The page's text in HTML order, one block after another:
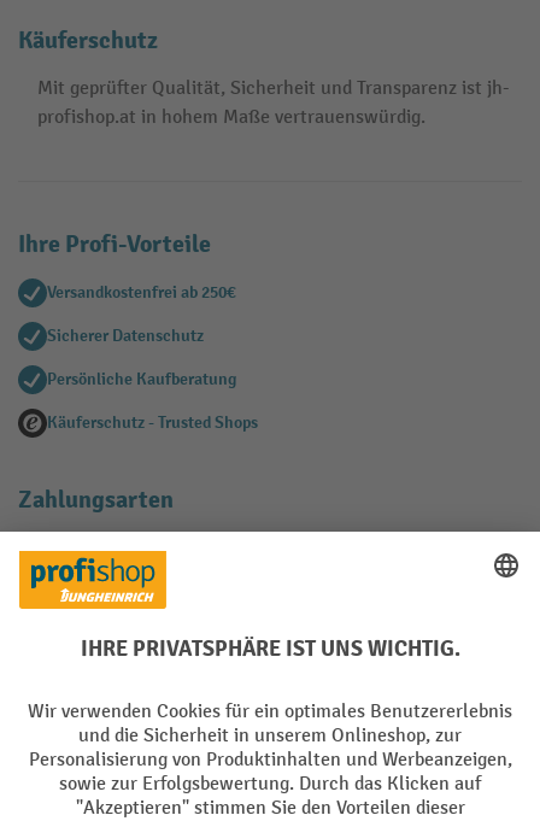
Käuferschutz
Mit geprüfter Qualität, Sicherheit und Transparenz ist jh-
profishop.at in hohem Maße vertrauenswürdig.
Ihre Profi-Vorteile
Versandkostenfrei ab 250€
Sicherer Datenschutz
Persönliche Kaufberatung
Käuferschutz - Trusted Shops
Zahlungsarten
Creditcard (Master)
Facebook
YouTube
LinkedIn
Instagram